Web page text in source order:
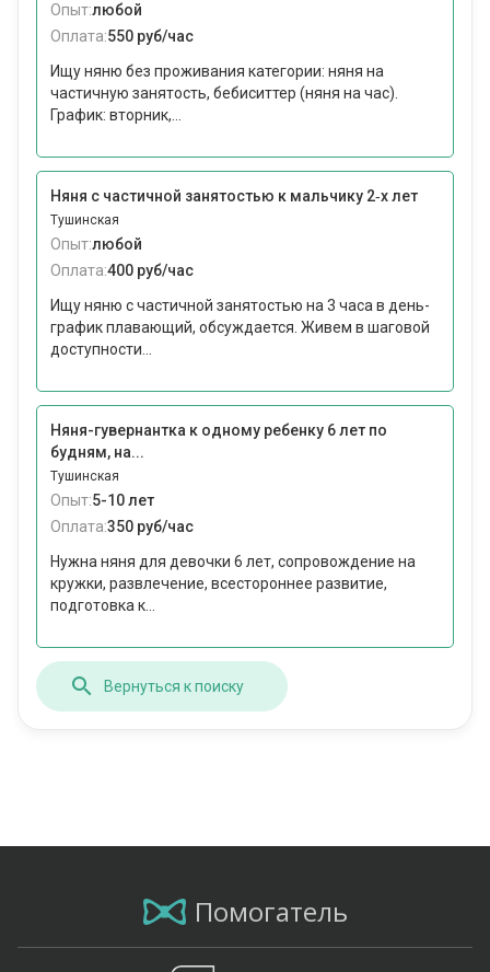
Опыт:любой
Оплата:550 руб/час
Ищу няню без проживания категории: няня на
частичную занятость, бебиситтер (няня на час).
График: вторник,...
Няня с частичной занятостью к мальчику 2‑х лет
Тушинская
Опыт:любой
Оплата:400 руб/час
Ищу няню с частичной занятостью на 3 часа в день-
график плавающий, обсуждается. Живем в шаговой
доступности...
Няня-гувернантка к одному ребенку 6 лет по
будням, на...
Тушинская
Опыт:5-10 лет
Оплата:350 руб/час
Нужна няня для девочки 6 лет, сопровождение на
кружки, развлечение, всестороннее развитие,
подготовка к...
Вернуться к поиску
Помогатель